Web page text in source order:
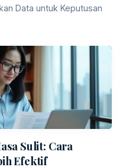
Data untuk Keputusan
Sulit: Cara
Efektif